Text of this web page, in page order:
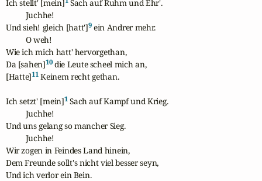
Ich stellt' [mein] Sach auf Ruhm und Ehr'.
          Juchhe!
Und sieh! gleich [hatt']9 ein Andrer mehr.
          O weh!
Wie ich mich hatt' hervorgethan,
Da [sahen]10 die Leute scheel mich an,
[Hatte]11 Keinem recht gethan.
Ich setzt' [mein]1 Sach auf Kampf und Krieg.
          Juchhe!
Und uns gelang so mancher Sieg.
          Juchhe!
Wir zogen in Feindes Land hinein,
Dem Freunde sollt's nicht viel besser seyn,
Und ich verlor ein Bein.